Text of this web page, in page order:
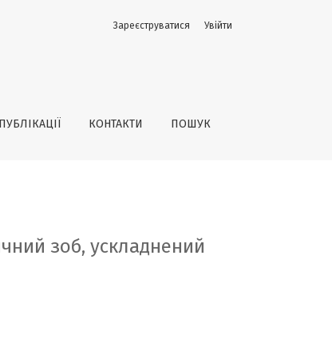
КОНТАКТИ ПОШУК
Зареєструватися Увійти
зоб, ускладнений